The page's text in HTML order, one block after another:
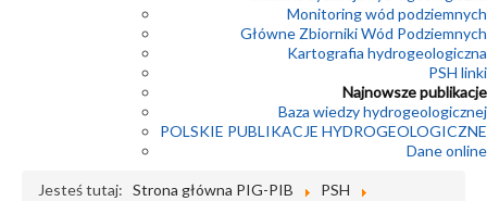
Monitoring wód podziemnych
Główne Zbiorniki Wód Podziemnych
Kartografia hydrogeologiczna
PSH linki
Najnowsze publikacje
Baza wiedzy hydrogeologicznej
POLSKIE PUBLIKACJE HYDROGEOLOGICZNE
Dane online
Jesteś tutaj: Strona główna PIG-PIB
PSH